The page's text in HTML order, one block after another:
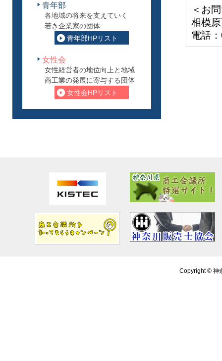
＜お
相模
電話
青年部
各地域の将来を支えていく
若き企業家の団体
青年部HPリスト
女性会
女性経営者の地位向上と地域
商工業の発展に寄与する団体
女性会HPリスト
Copyright © 神